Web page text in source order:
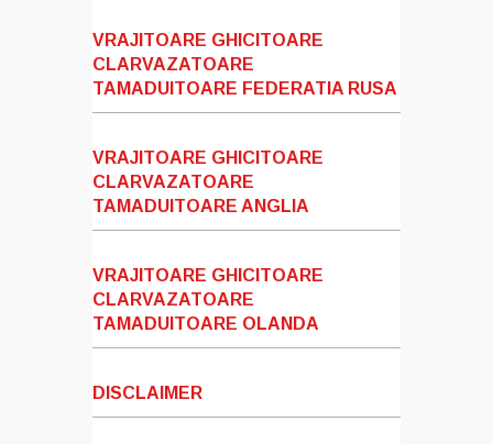
VRAJITOARE GHICITOARE
CLARVAZATOARE
TAMADUITOARE FEDERATIA RUSA
VRAJITOARE GHICITOARE
CLARVAZATOARE
TAMADUITOARE ANGLIA
VRAJITOARE GHICITOARE
CLARVAZATOARE
TAMADUITOARE OLANDA
DISCLAIMER